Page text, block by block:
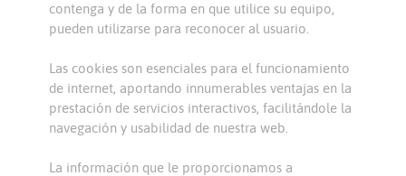
contenga y de la forma en que utilice su equipo,
pueden utilizarse para reconocer al usuario.
Las cookies son esenciales para el funcionamiento
de internet, aportando innumerables ventajas en la
prestación de servicios interactivos, facilitándole la
navegación y usabilidad de nuestra web.
La información que le proporcionamos a